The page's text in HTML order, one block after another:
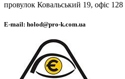
провулок Ковальський 19, офіс
E-mail: holod@pro-k.com.ua